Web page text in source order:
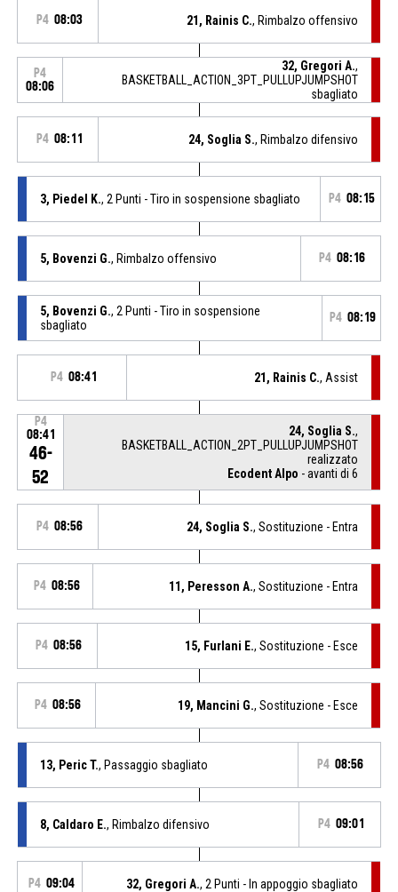
P4 08:03 21, Rainis C., Rimbalzo offensivo
P4
08:06
32, Gregori A.,
BASKETBALL_ACTION_3PT_PULLUPJUMPSHOT
sbagliato
P4 08:11 24, Soglia S., Rimbalzo difensivo
3, Piedel K., 2 Punti - Tiro in sospensione sbagliato P4 08:15
5, Bovenzi G., Rimbalzo offensivo P4 08:16
5, Bovenzi G., 2 Punti - Tiro in sospensione
sbagliato
P4 08:19
P4 08:41 21, Rainis C., Assist
P4
08:41
46-
52
24, Soglia S.,
BASKETBALL_ACTION_2PT_PULLUPJUMPSHOT
realizzato
Ecodent Alpo - avanti di 6
P4 08:56 24, Soglia S., Sostituzione - Entra
P4 08:56 11, Peresson A., Sostituzione - Entra
P4 08:56 15, Furlani E., Sostituzione - Esce
P4 08:56 19, Mancini G., Sostituzione - Esce
13, Peric T., Passaggio sbagliato P4 08:56
8, Caldaro E., Rimbalzo difensivo P4 09:01
P4 09:04 32, Gregori A., 2 Punti - In appoggio sbagliato